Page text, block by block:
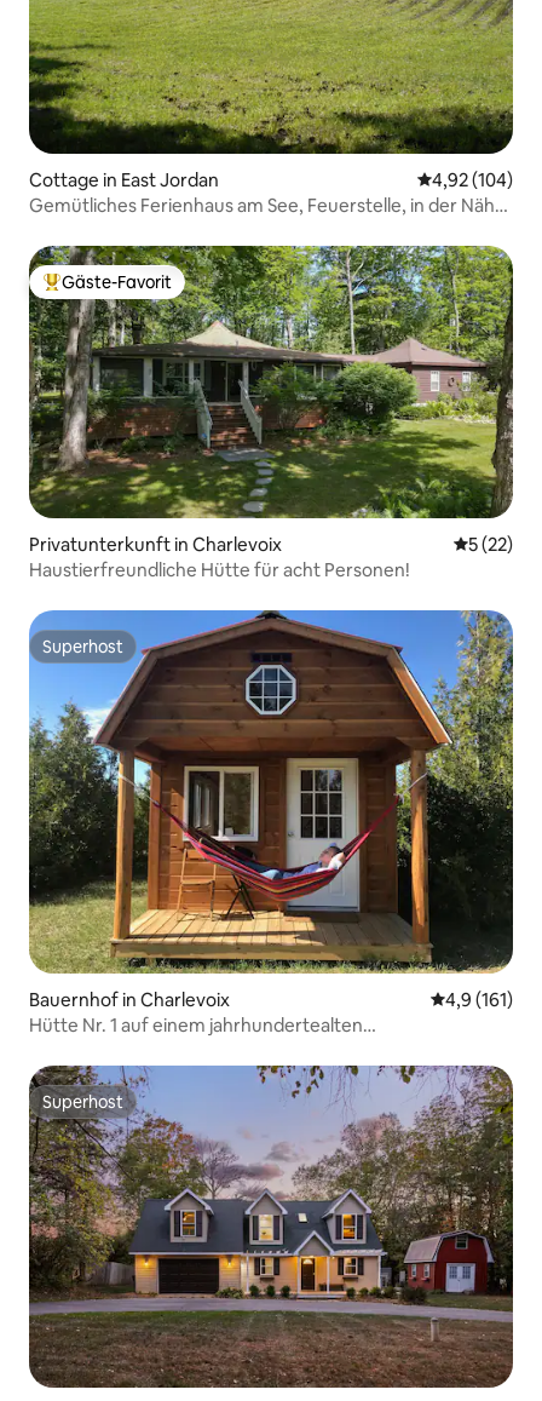
Cottage in East Jordan
4,92 (104)
Gemütliches Ferienhaus am See, Feuerstelle, in der Nähe
Beliebter Gäste-Favorit.
Gäste-Favorit
Privatunterkunft in Charlevoix
5 (22)
Haustierfreundliche Hütte für acht Personen!
Superhost
Superhost
Bauernhof in Charlevoix
4,9 (161)
Hütte Nr. 1 auf einem jahrhundertealten
Superhost
Superhost